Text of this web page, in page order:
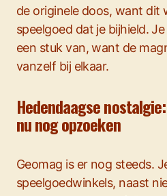
de originele doos, want dit
speelgoed dat je bijhield.
een stuk van, want de
vanzelf bij elkaar.
Hedendaagse
nu nog opzoeken
Geomag is er nog steeds.
speelgoedwinkels, naast